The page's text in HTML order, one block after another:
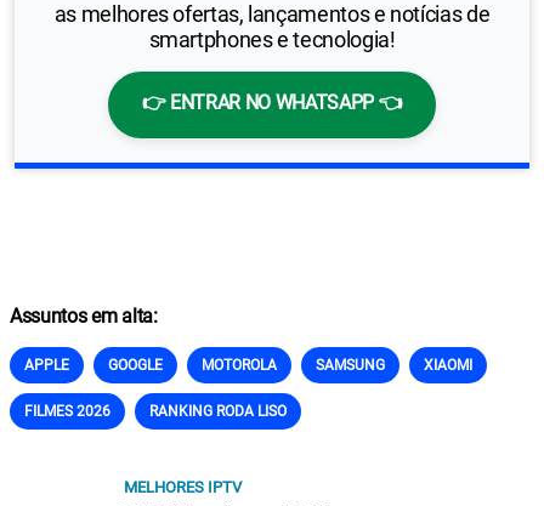
as melhores ofertas, lançamentos e notícias de
smartphones e tecnologia!
👉 ENTRAR NO WHATSAPP 👈
Assuntos em alta:
APPLE GOOGLE MOTOROLA SAMSUNG XIAOMI
FILMES 2026 RANKING RODA LISO
MELHORES IPTV